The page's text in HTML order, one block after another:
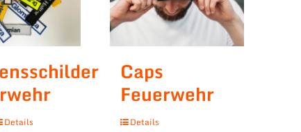
Details
Caps
Feuerwehr
Details